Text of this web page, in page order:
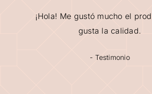
¡Hola! Me gustó mucho el
gusta la calidad.
- Testimonio